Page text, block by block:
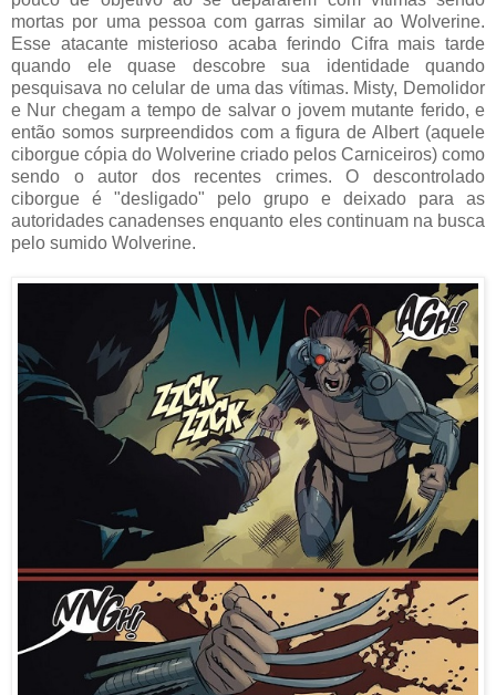
mortas por uma pessoa com garras similar ao Wolverine.
Esse atacante misterioso acaba ferindo Cifra mais tarde
quando ele quase descobre sua identidade quando
pesquisava no celular de uma das vítimas. Misty, Demolidor
e Nur chegam a tempo de salvar o jovem mutante ferido, e
então somos surpreendidos com a figura de Albert (aquele
ciborgue cópia do Wolverine criado pelos Carniceiros) como
sendo o autor dos recentes crimes. O descontrolado
ciborgue é "desligado" pelo grupo e deixado para as
autoridades canadenses enquanto eles continuam na busca
pelo sumido Wolverine.